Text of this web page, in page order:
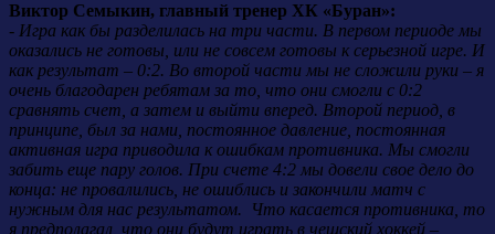
Виктор Семыкин, главный тренер ХК «Буран»:
- Игра как бы разделилась на три части. В первом периоде мы
оказались не готовы, или не совсем готовы к серьезной игре. И
как результат – 0:2. Во второй части мы не сложили руки – я
очень благодарен ребятам за то, что они смогли с 0:2
сравнять счет, а затем и выйти вперед. Второй период, в
принципе, был за нами, постоянное давление, постоянная
активная игра приводила к ошибкам противника. Мы смогли
забить еще пару голов. При счете 4:2 мы довели свое дело до
конца: не провалились, не ошиблись и закончили матч с
нужным для нас результатом. Что касается противника, то
я предполагал, что они будут играть в чешский хоккей –